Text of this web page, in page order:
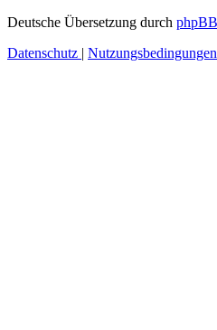
Deutsche Übersetzung durch
Datenschutz | Nutzungsbedingungen